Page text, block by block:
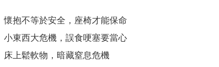
民
服
務
懷抱不等於安全，座椅才能保命
小東西大危機，誤食哽塞要當心
床上鬆軟物，暗藏窒息危機